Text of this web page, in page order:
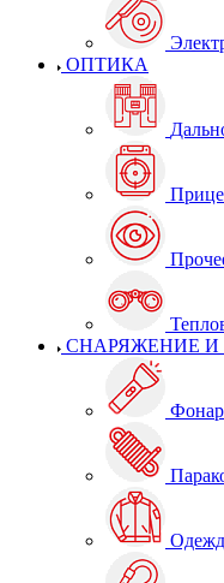
ОПТИКА
СНАРЯЖЕНИЕ